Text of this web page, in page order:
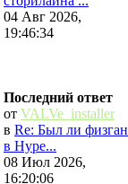
04 Авг 2026,
19:46:34
Последний ответ
от VALVe_installer
в Re: Был ли физган
в Hype...
08 Июл 2026,
16:20:06